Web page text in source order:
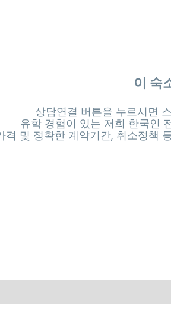
이 숙
상담연결 버튼을 누르시면
유학 경험이 있는 저희 한국인
격 및 정확한 계약기간, 취소정책